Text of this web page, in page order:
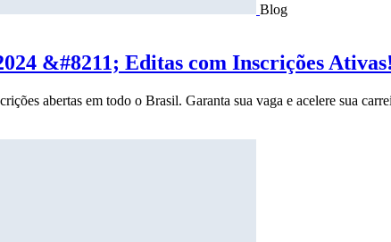
Blog
&#8211; Editas com Inscrições Ativas!
abertas em todo o Brasil. Garanta sua vaga e acelere sua